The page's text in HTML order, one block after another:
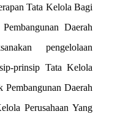
Tata Kelola Bagi
Daerah
pengelolaan
prinsip Tata Kelola
Pembangunan Daerah
Perusahaan Yang